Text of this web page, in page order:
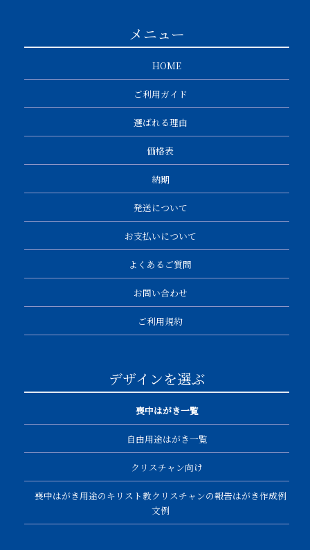
メニュー
HOME
ご利用ガイド
選ばれる理由
価格表
納期
発送について
お支払いについて
よくあるご質問
お問い合わせ
ご利用規約
デザインを選ぶ
喪中はがき一覧
自由用途はがき一覧
クリスチャン向け
喪中はがき用途のキリスト教クリスチャンの報告はがき作成例
文例